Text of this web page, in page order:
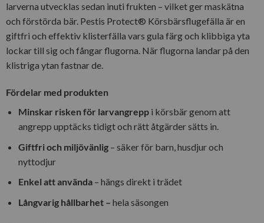
larverna utvecklas sedan inuti frukten – vilket ger maskätna
och förstörda bär. Pestis Protect® Körsbärsflugefälla är en
giftfri och effektiv klisterfälla vars gula färg och klibbiga yta
lockar till sig och fångar flugorna. När flugorna landar på den
klistriga ytan fastnar de.
Fördelar med produkten
Minskar risken för larvangreppi körsbär genom att
angrepp upptäcks tidigt och rätt åtgärder sätts in.
Giftfri och miljövänlig– säker för barn, husdjur och
nyttodjur
Enkel att använda– hängs direkt i trädet
Långvarig hållbarhet – hela säsongen